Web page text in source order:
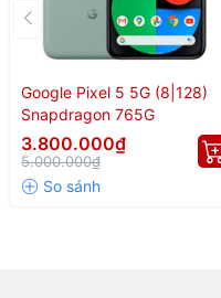
Google Pixel 5 5G (8|128)
Snapdragon 765G
3.800.000₫
5.000.000₫